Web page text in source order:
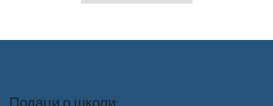
Подаци о школи: